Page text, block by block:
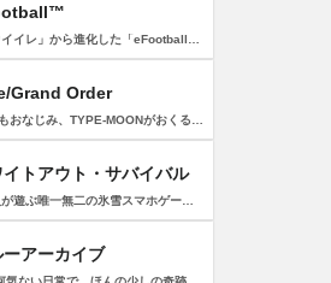
Grand Order
イトアウト・サバイバル
ーアーカイブ